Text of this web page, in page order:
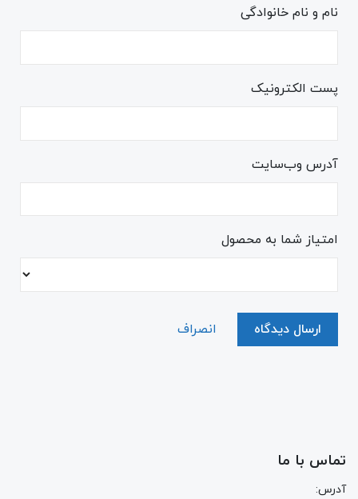
نام و نام خانوادگی
پست الکترونیک
آدرس وب‌سایت
امتیاز شما به محصول
ارسال دیدگاه انصراف
تماس با ما
آدرس: